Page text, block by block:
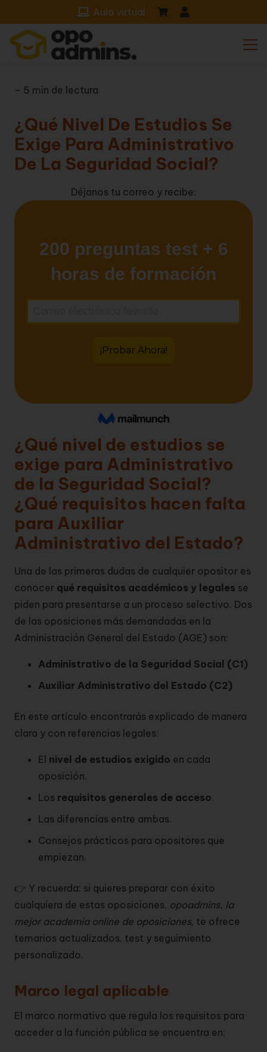
Aula virtual
– 5 min de lectura
¿Qué Nivel De Estudios Se
Exige Para Administrativo
De La Seguridad Social?
Déjanos tu correo y recibe:
¿Qué nivel de estudios se
exige para Administrativo
de la Seguridad Social?
¿Qué requisitos hacen falta
para Auxiliar
Administrativo del Estado?
Una de las primeras dudas de cualquier opositor es
conocer qué requisitos académicos y legales se
piden para presentarse a un proceso selectivo. Dos
de las oposiciones más demandadas en la
Administración General del Estado (AGE) son:
Administrativo de la Seguridad Social (C1)
Auxiliar Administrativo del Estado (C2)
En este artículo encontrarás explicado de manera
clara y con referencias legales:
El nivel de estudios exigido en cada
oposición.
Los requisitos generales de acceso.
Las diferencias entre ambas.
Consejos prácticos para opositores que
empiezan.
👉 Y recuerda: si quieres preparar con éxito
cualquiera de estas oposiciones, opoadmins, la
mejor academia online de oposiciones, te ofrece
temarios actualizados, test y seguimiento
personalizado.
Marco legal aplicable
El marco normativo que regula los requisitos para
acceder a la función pública se encuentra en: